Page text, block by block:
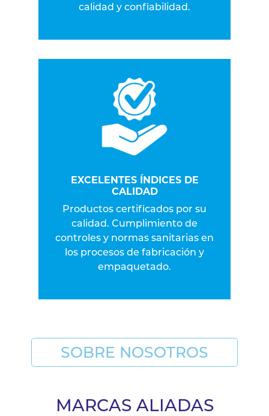
calidad y confiabilidad.
EXCELENTES ÍNDICES DE
CALIDAD
Productos certificados por su
calidad. Cumplimiento de
controles y normas sanitarias en
los procesos de fabricación y
empaquetado.
SOBRE NOSOTROS
MARCAS ALIADAS